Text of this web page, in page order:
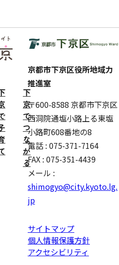
下
京
で
つ
な
が
る
京都市下京区役所地域力
推進室
〒600-8588 京都市下京区
西洞院通塩小路上る東塩
小路町608番地の8
電話 : 075-371-7164
FAX : 075-351-4439
メール :
shimogyo@city.kyoto.lg.
jp
サイトマップ
個人情報保護方針
アクセシビリティ